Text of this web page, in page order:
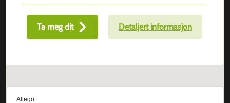
Ta meg dit Detaljert informasjon